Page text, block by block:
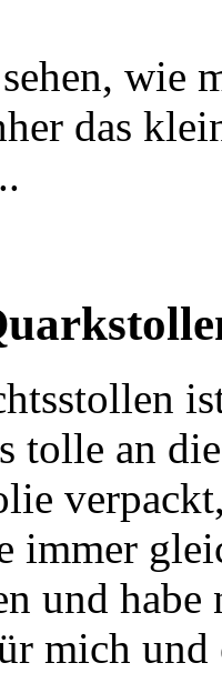
wie
das
tolle an
immer
und
mich und